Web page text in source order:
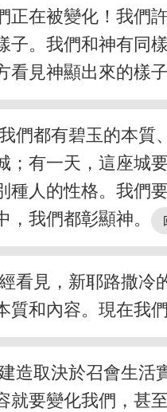
正在被變化！我們
子。我們和神有同
看見神顯出來的樣
們都有碧玉的本質
；有一天，這座城
種人的性格。我們
，我們都彰顯神。
看見，新耶路撒冷
質和內容。現在我
造取決於召會生活
就要變化我們，甚